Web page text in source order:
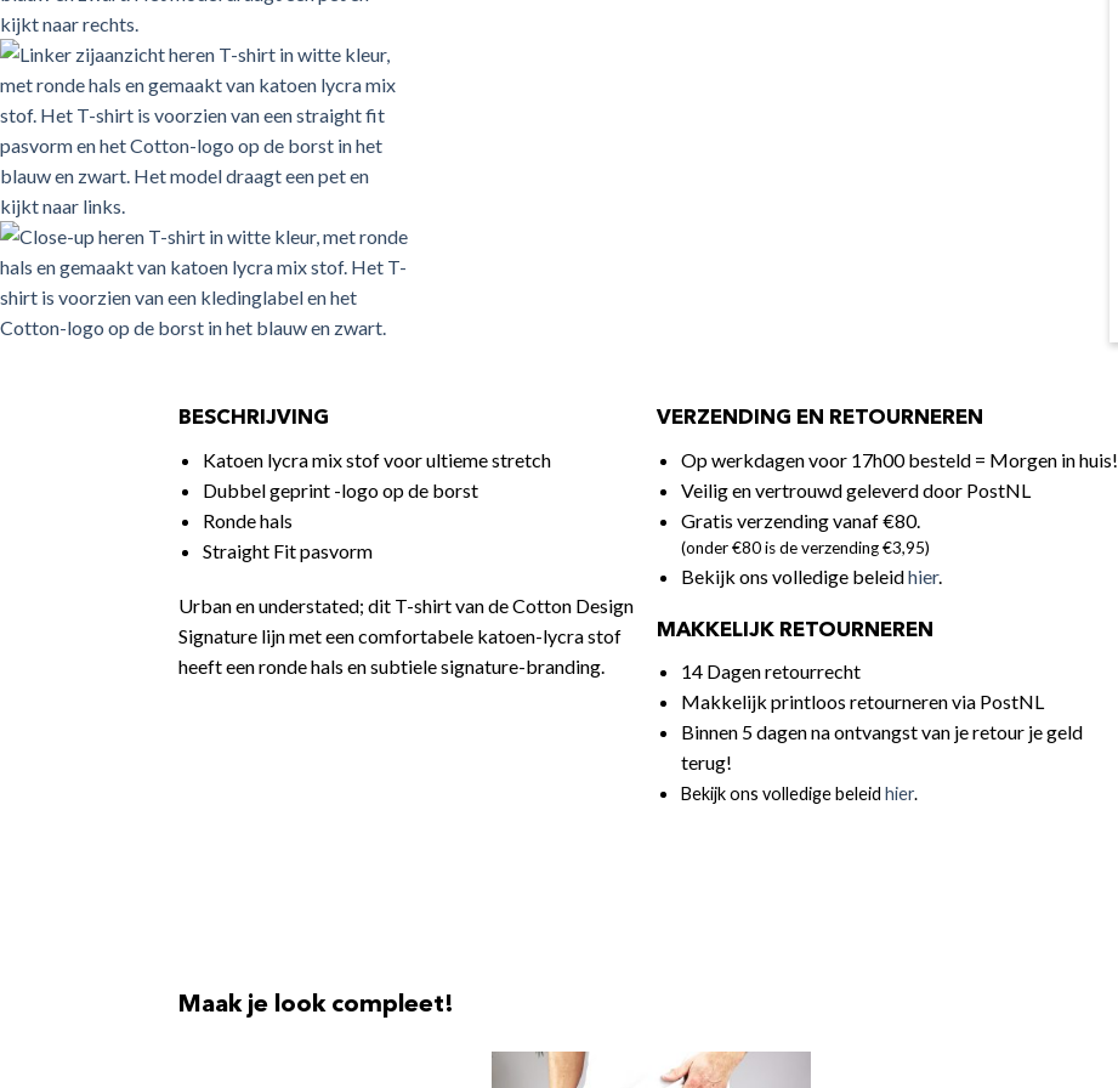
BESCHRIJVING
Katoen lycra mix stof voor ultieme stretch
Dubbel geprint -logo op de borst
Ronde hals
Straight Fit pasvorm
Urban en understated; dit T-shirt van de Cotton Design
Signature lijn met een comfortabele katoen-lycra stof
heeft een ronde hals en subtiele signature-branding.
VERZENDING EN RETOURNEREN
Op werkdagen voor 17h00 besteld = Morgen in huis!
Veilig en vertrouwd geleverd door PostNL
Gratis verzending vanaf €80.
(onder €80 is de verzending €3,95)
Bekijk ons volledige beleidhier.
MAKKELIJK RETOURNEREN
14 Dagen retourrecht
Makkelijk printloos retourneren via PostNL
Binnen 5 dagen na ontvangst van je retour je geld
terug!
Bekijk ons volledige beleid hier.
Maak je look compleet!